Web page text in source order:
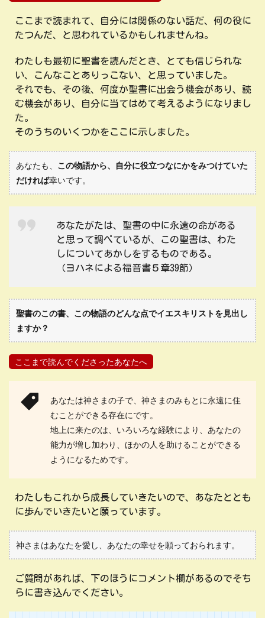
ここまで読まれて、自分には関係のない話だ、何の役に
たつんだ、と思われているかもしれませんね。
わたしも最初に聖書を読んだとき、とても信じられな
い、こんなことありっこない、と思っていました。
それでも、その後、何度か聖書に出会う機会があり、読
む機会があり、自分に当てはめて考えるようになりまし
た。
そのうちのいくつかをここに示しました。
あなたも、 この物語から、自分に役立つなにかをみつけていた
だければ幸いです。
あなたがたは、聖書の中に永遠の命がある
と思って調べているが、この聖書は、わた
しについてあかしをするものである。
（ヨハネによる福音書５章39節）
聖書のこの書、この物語のどんな点でイエスキリストを見出し
ますか？
ここまで読んでくださったあなたへ
あなたは神さまの子で、神さまのみもとに永遠に住
むことができる存在にです。
地上に来たのは、いろいろな経験により、あなたの
能力が増し加わり、ほかの人を助けることができる
ようになるためです。
わたしもこれから成長していきたいので、あなたととも
に歩んでいきたいと願っています。
神さまはあなたを愛し、あなたの幸せを願っておられます。
ご質問があれば、下のほうにコメント欄があるのでそち
らに書き込んでください。